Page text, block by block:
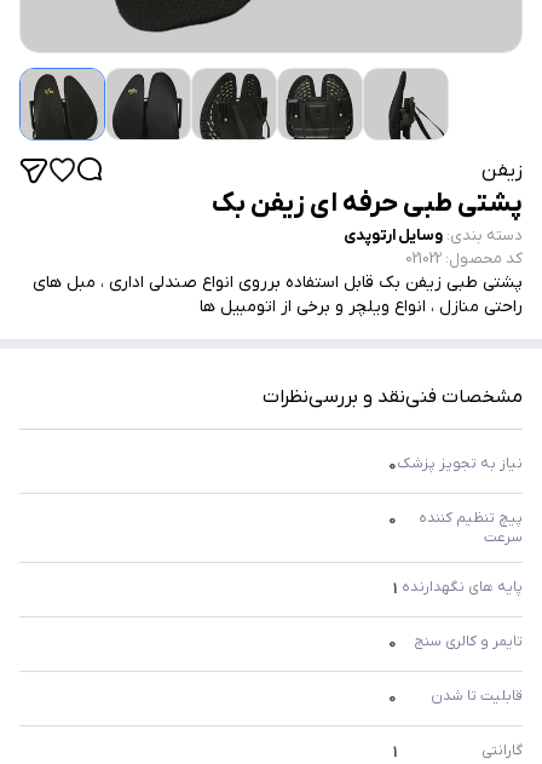
زیفن
پشتی طبی حرفه ای زیفن بک
دسته بندی: وسایل ارتوپدی
کد محصول:
021022
پشتی طبی زیفن بک قابل استفاده برروی انواع صندلی اداری ، مبل های
راحتی منازل ، انواع ویلچر و برخی از اتومبیل ها
مشخصات فنینقد و بررسینظرات
نیاز به تجویز پزشک0
سرعت
0
پایه های نگهدارنده 1
تایمر و کالری سنج 0
قابلیت تا شدن 0
گارانتی 1